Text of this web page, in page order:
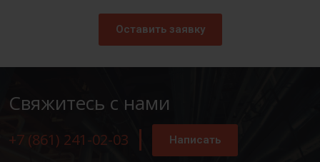
Оставить заявку
Свяжитесь с нами
+7 (861) 241-02-03 Написать